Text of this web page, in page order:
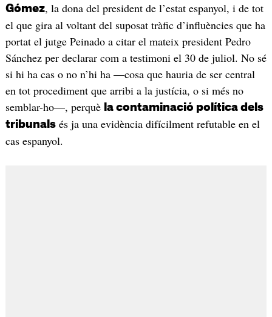
Gómez, la dona del president de l’estat espanyol, i de tot
el que gira al voltant del suposat tràfic d’influències que ha
portat el jutge Peinado a citar el mateix president Pedro
Sánchez per declarar com a testimoni el 30 de juliol. No sé
si hi ha cas o no n’hi ha —cosa que hauria de ser central
en tot procediment que arribi a la justícia, o si més no
semblar-ho—, perquè la contaminació política dels
tribunalsés ja una evidència difícilment refutable en el
cas espanyol.